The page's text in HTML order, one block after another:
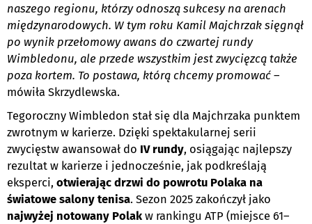
naszego regionu, którzy odnoszą sukcesy na arenach
międzynarodowych. W tym roku Kamil Majchrzak sięgnął
po wynik przełomowy awans do czwartej rundy
Wimbledonu, ale przede wszystkim jest zwycięzcą także
poza kortem. To postawa, którą chcemy promować –
mówiła Skrzydlewska.
Tegoroczny Wimbledon stał się dla Majchrzaka punktem
zwrotnym w karierze. Dzięki spektakularnej serii
zwycięstw awansował do IV rundy, osiągając najlepszy
rezultat w karierze i jednocześnie, jak podkreślają
eksperci, otwierając drzwi do powrotu Polaka na
światowe salony tenisa. Sezon 2025 zakończył jako
najwyżej notowany Polak w rankingu ATP (miejsce 61–